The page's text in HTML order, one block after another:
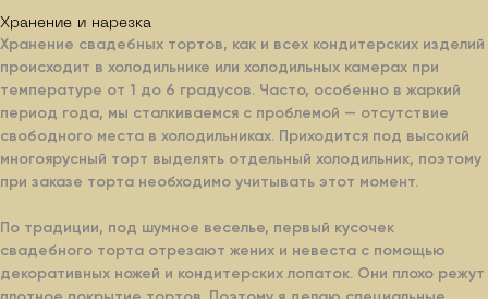
Хранение и нарезка
Хранение свадебных тортов, как и всех кондитерских изделий
происходит в холодильнике или холодильных камерах при
температуре от 1 до 6 градусов. Часто, особенно в жаркий
период года, мы сталкиваемся с проблемой — отсутствие
свободного места в холодильниках. Приходится под высокий
многоярусный торт выделять отдельный холодильник, поэтому
при заказе торта необходимо учитывать этот момент.
По традиции, под шумное веселье, первый кусочек
свадебного торта отрезают жених и невеста с помощью
декоративных ножей и кондитерских лопаток. Они плохо режут
Заказать
Авторские торты
В этом разделе вы найдёте мои авторские торты,
качество и вкус которых я довёл
Заказать